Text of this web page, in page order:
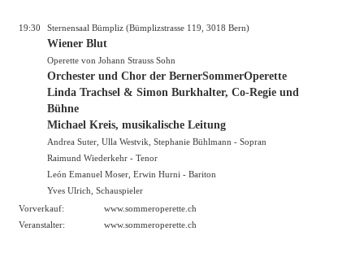
19:30 Sternensaal Bümpliz (Bümplizstrasse 119, 3018 Bern)
Wiener Blut
Operette von Johann Strauss Sohn
Orchester und Chor der BernerSommerOperette
Linda Trachsel & Simon Burkhalter, Co-Regie und
Bühne
Michael Kreis, musikalische Leitung
Andrea Suter, Ulla Westvik, Stephanie Bühlmann - Sopran
Raimund Wiederkehr - Tenor
León Emanuel Moser, Erwin Hurni - Bariton
Yves Ulrich, Schauspieler
Vorverkauf:
www.sommeroperette.ch
Veranstalter:
www.sommeroperette.ch